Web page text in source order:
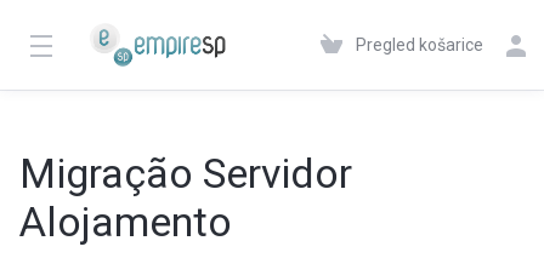
Pregled košarice
Migração Servidor
Alojamento